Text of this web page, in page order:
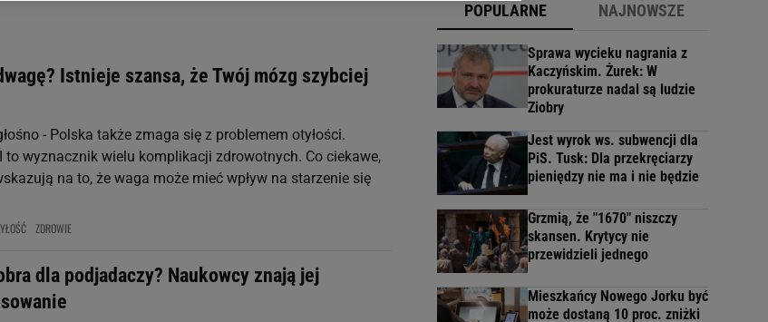
Istnieje szansa, że Twój mózg szybciej
- Polska także zmaga się z problemem otyłości.
to wyznacznik wielu komplikacji zdrowotnych. Co ciekawe,
na to, że waga może mieć wpływ na starzenie się
ZDROWIE
dla podjadaczy? Naukowcy znają jej
POPULARNE NAJNOWSZE
Sprawa wycieku nagrania z
Kaczyńskim. Żurek: W
prokuraturze nadal są ludzie
Ziobry
Jest wyrok ws. subwencji dla
PiS. Tusk: Dla przekręciarzy
pieniędzy nie ma i nie będzie
Grzmią, że "1670" niszczy
skansen. Krytycy nie
przewidzieli jednego
Mieszkańcy Nowego Jorku być
może dostaną 10 proc. zniżki
narzędzie do zarządzania twoimi preferencjami dot. przetwarzania danych poprzez
” w stopce serwisu i przechodząc do „Ustawień Zaawansowanych”. Zmiana ustawień
S.A. możemy przetwarzać dane osobowe w następujących celach:
Aktywne skanowanie charakterystyki urządzenia do celów identyfikacji.
lub dostęp do nich. Spersonalizowane reklamy i treści, pomiar reklam i treści,
Lista Zaufanych Partnerów